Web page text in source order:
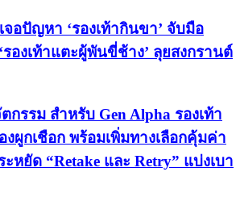
อปัญหา ‘รองเท้ากินขา’ จับมือ
รองเท้าแตะผู้พันขี่ช้าง’ ลุยสงกรานต์
กรรม สำหรับ Gen Alpha รองเท้า
งผูกเชือก พร้อมเพิ่มทางเลือกคุ้มค่า
หยัด “Retake และ Retry” แบ่งเบา